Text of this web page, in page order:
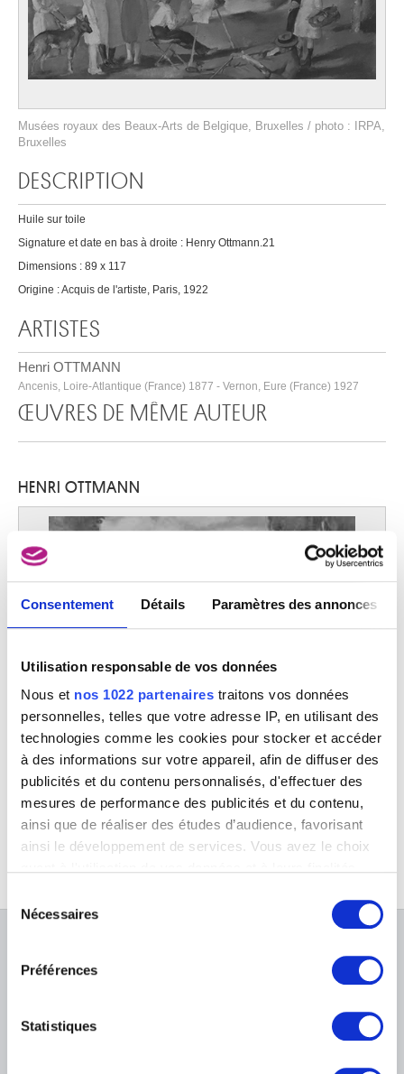
Consentement Détails Paramètres des annonces
Utilisation responsable de vos données
Nous et nos 1022 partenaires traitons vos données
personnelles, telles que votre adresse IP, en utilisant des
technologies comme les cookies pour stocker et accéder
à des informations sur votre appareil, afin de diffuser des
publicités et du contenu personnalisés, d'effectuer des
mesures de performance des publicités et du contenu,
ainsi que de réaliser des études d’audience, favorisant
ainsi le développement de services. Vous avez le choix
tout moment en consultant la Déclaration relative aux
cookies ou en cliquant sur l'icône de confidentialité.
Si vous le permettez, nous aimerions également :
géographique qui peuvent être précises à plusieurs
mètres près
Nécessaires
Préférences
Statistiques
Musées royaux des Beaux-Arts de Belgique, Bruxelles / photo : IRPA,
Bruxelles
DESCRIPTION
Huile sur toile
Signature et date en bas à droite : Henry Ottmann.21
Dimensions : 89 x 117
Origine : Acquis de l'artiste, Paris, 1922
ARTISTES
Henri OTTMANN
Ancenis, Loire-Atlantique (France) 1877 - Vernon, Eure (France) 1927
ŒUVRES DE MÊME AUTEUR
HENRI OTTMANN
Le paysagiste
Henry Ottmann
Infos pratiques